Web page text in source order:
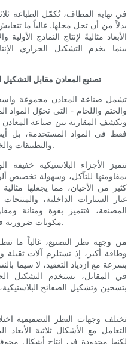
في نهاية المطاف، تُكمّل الطباعة
بدلاً من أن تحل محلها. غالباً ما
الأبعاد مثاليةً لإنتاج النماذج
بينما يخدم التشكيل الحراري
تصنيع المعادن مقابل
تشمل صناعة المعادن مجموعة
والختم واللحام - التي تحوّل المواد
وتكشف المقارنة بين صناعة
فقط في المواد المستخدمة، بل
والتطبيقات والخصائص الفيزيائية للمنتجات النهائية.
تتميز الأجزاء البلاستيكية خفيفة
بمقاومتها للتآكل، وسهولة تخصيص
كثير من الأحيان، مما يجعلها
غيار السيارات الداخلية، والمنتجات
المصنعة، فتتميز بقوة ومتانة
مكونات ضرورية في الآلات الثقيلة، والبناء، والأدوات.
من وجهة نظر التصنيع، غالباً ما
وطاقة أكبر، إذ تستلزم آلات ثقيلة
بسرعة مع ازدياد التعقيد، لا سيما
في المقابل، يستخدم التشكيل
بتسخين وتشكيل الصفائح
تختلف وجهات النظر التصميمية
التعامل مع الأشكال ثلاثية الأبعاد
لكنها محدودة في إنتاج أشكال